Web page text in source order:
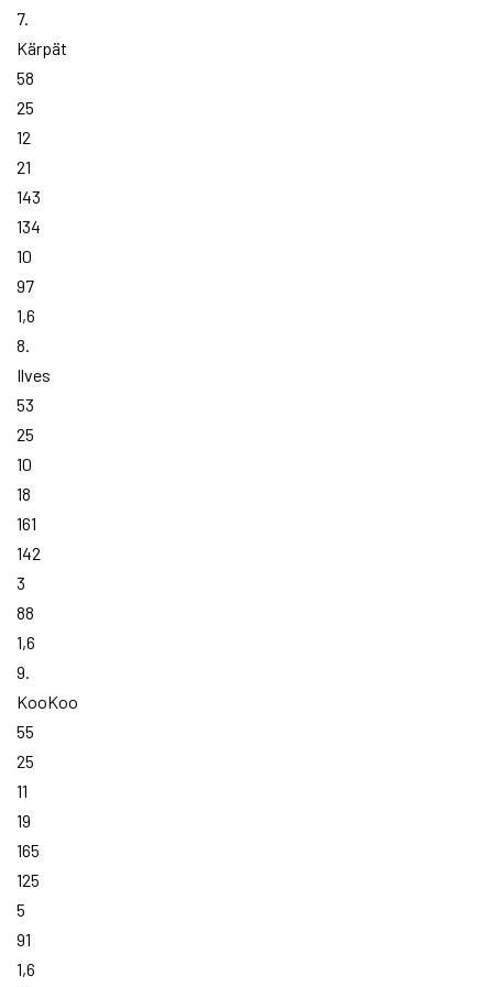
7.
Kärpät
58
25
12
21
143
134
10
97
1,6
8.
Ilves
53
25
10
18
161
142
3
88
1,6
9.
KooKoo
55
25
11
19
165
125
5
91
1,6